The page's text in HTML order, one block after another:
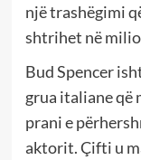
një trashëgimi
shtrihet në
Bud Spencer
grua italiane që
prani e
aktorit. Çifti u